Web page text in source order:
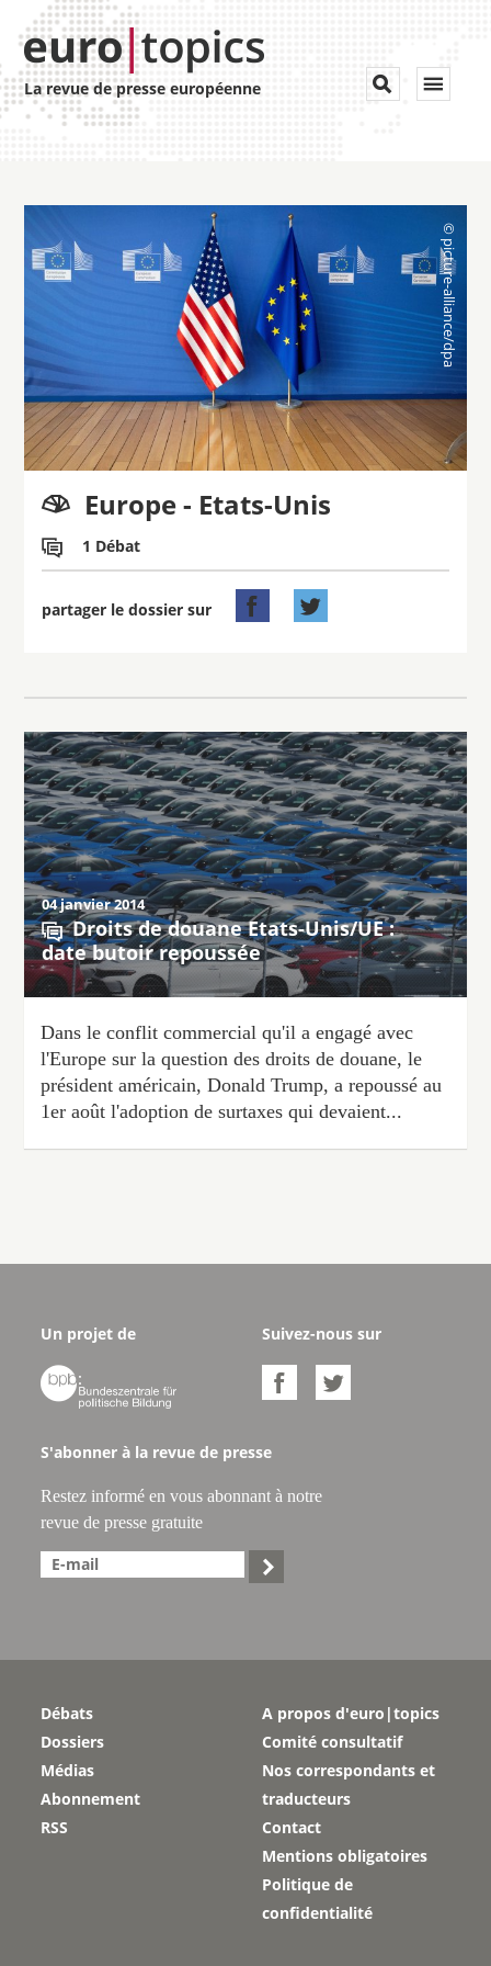
La revue de presse européenne Toggle


 Europe - Etats-Unis
 1 Débat
partager le dossier sur  
04 janvier 2014
Droits de douane Etats-Unis/UE :
date butoir repoussée
Dans leconflit commercial qu'il a engagé avec
l'Europe sur la question des droits de douane, le
président américain, Donald Trump, a repoussé au
1er août l'adoption de surtaxes qui devaient...
Un projet de

Suivez-nous sur
 
S'abonner à la revue de presse
Restez informé en vous abonnant à notre
revue de presse gratuite

Débats
Dossiers
Médias
Abonnement
RSS
A propos d'euro|topics
Comité consultatif
Nos correspondants et
traducteurs
Contact
Mentions obligatoires
Politique de
confidentialité